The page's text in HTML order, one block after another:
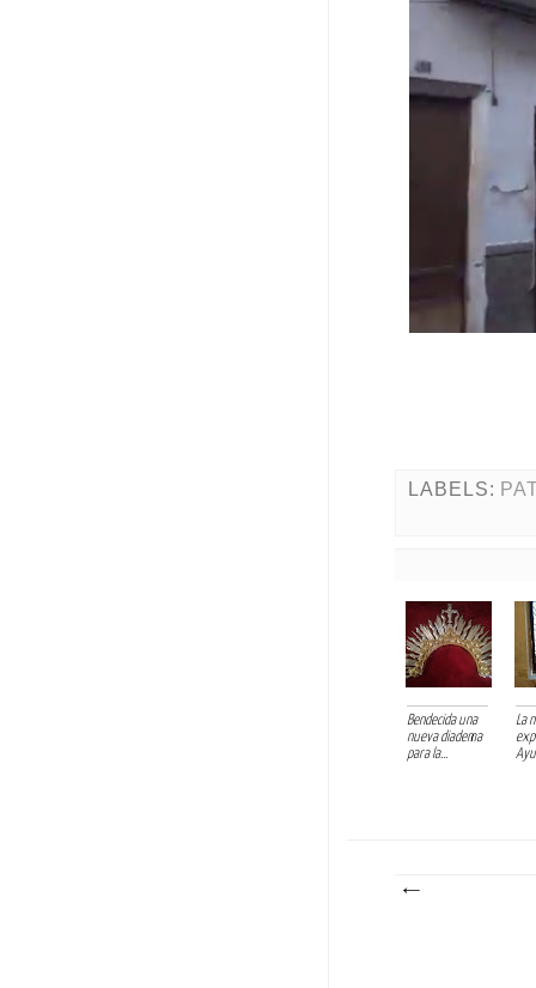
LABELS:
Bendecida una
nueva diadema
para la...
La